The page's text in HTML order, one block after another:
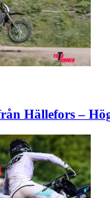
Hällefors –